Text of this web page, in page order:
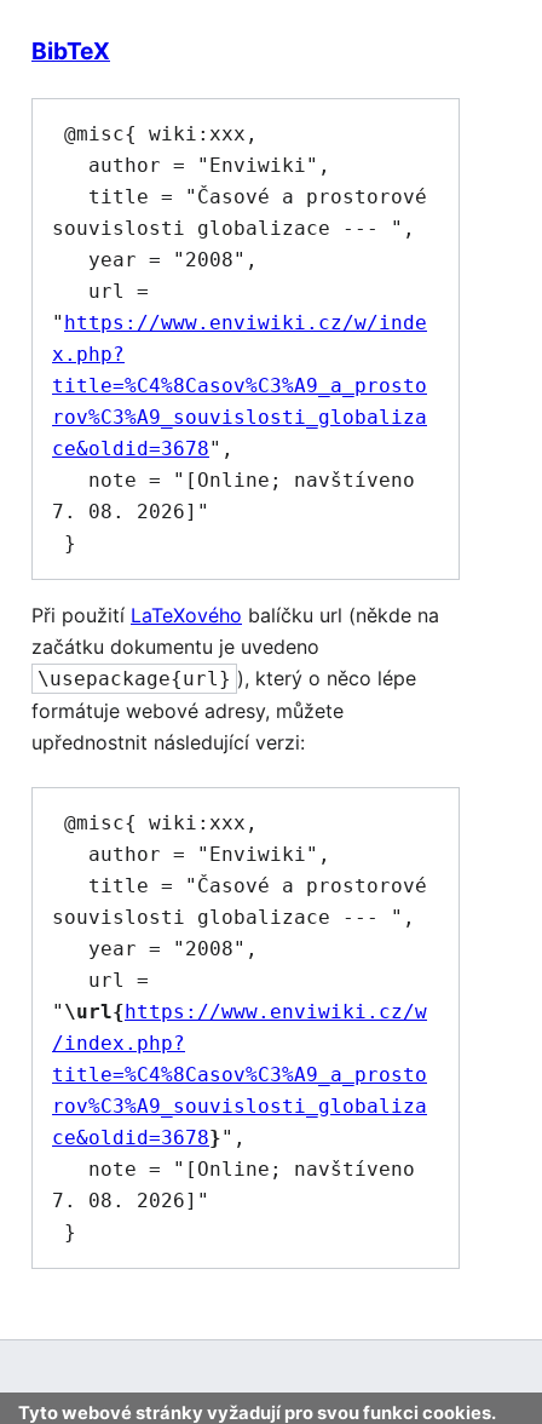
BibTeX
souvislosti globalizace --- ",
" https://www.enviwiki.cz/w/inde
x.php?
title=%C4%8Casov%C3%A9_a_prosto
rov%C3%A9_souvislosti_globaliza
ce&oldid=3678",
7. 08. 2026]"
Při použití LaTeXového balíčku url (někde na
začátku dokumentu je uvedeno
\usepackage{url} ), který o něco lépe
formátuje webové adresy, můžete
upřednostnit následující verzi:
souvislosti globalizace --- ",
" \url{https://www.enviwiki.cz/w
/index.php?
title=%C4%8Casov%C3%A9_a_prosto
rov%C3%A9_souvislosti_globaliza
ce&oldid=3678}",
7. 08. 2026]"
Tyto webové stránky vyžadují pro svou funkci cookies.